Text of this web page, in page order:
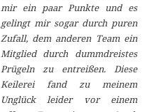
mir ein paar Punkte und es
gelingt mir sogar durch puren
Zufall, dem anderen Team ein
Mitglied durch dummdreistes
Prügeln zu entreißen. Diese
Keilerei fand zu meinem
Unglück leider vor einem